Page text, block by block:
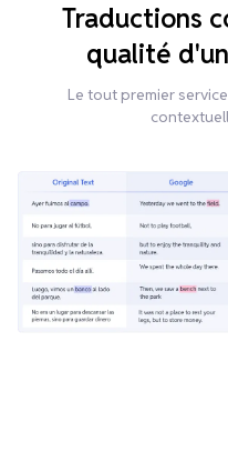
Traductions
qualité
Le tout premier